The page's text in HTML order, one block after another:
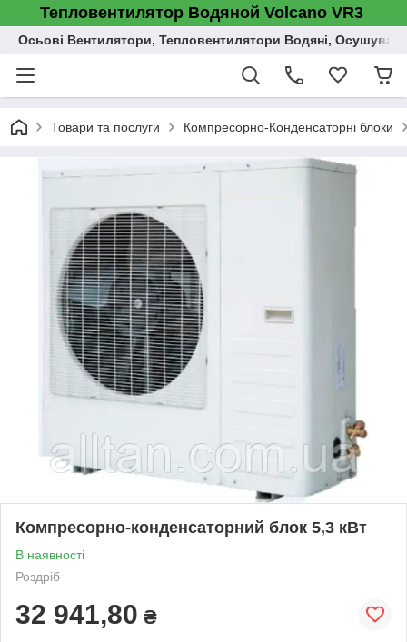
Тепловентилятор Водяной Volcano VR3
Осьові Вентилятори, Тепловентилятори Водяні, Осушувач
Товари та послуги Компресорно-Конденсаторні блоки
Компресорно-конденсаторний блок 5,3 кВт
В наявності
Роздріб
32 941,80 ₴